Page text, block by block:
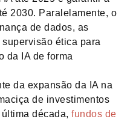
2030. Paralelamente, o
de dados, as
ética para
da IA de forma
da expansão da IA na
de investimentos
década, fundos de